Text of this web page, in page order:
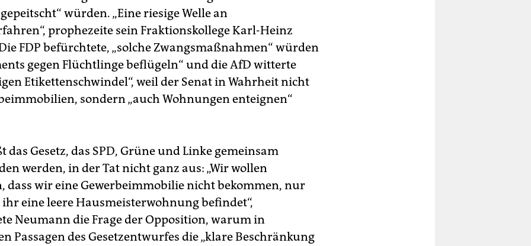
würden. „Eine riesige Welle an
prophezeite sein Fraktionskollege Karl-Heinz
FDP befürchtete, „solche Zwangsmaßnahmen“ würden
gegen Flüchtlinge beflügeln“ und die AfD witterte
Etikettenschwindel“, weil der Senat in Wahrheit nicht
sondern „auch Wohnungen enteignen“
das Gesetz, das SPD, Grüne und Linke gemeinsam
werden, in der Tat nicht ganz aus: „Wir wollen
dass wir eine Gewerbeimmobilie nicht bekommen, nur
eine leere Hausmeisterwohnung befindet“,
Neumann die Frage der Opposition, warum in
Passagen des Gesetzentwurfes die „klare Beschränkung